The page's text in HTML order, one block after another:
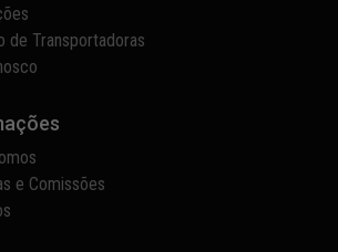
de Transportadoras
e Comissões